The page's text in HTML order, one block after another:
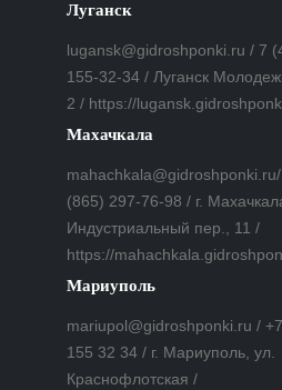
Луганск
lugansk@gidroshponki.ru / 7
155-32-34 / Луганск
2 / https://
Махачкала
(865) 297-76-98 / г.
Индустриальный пер., 11 /
https://
Мариуполь
mariupol@gidroshponki.ru /
155 32 34 / г. Мариуполь, ул.
Краснофлотская /